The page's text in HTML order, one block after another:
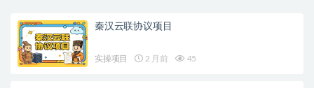
秦汉云联协议项目
实操项目 2 月前 45